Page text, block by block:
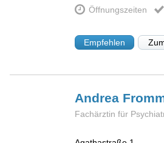
Öffnungszeiten
Empfehlen
Andrea
Fachärztin für